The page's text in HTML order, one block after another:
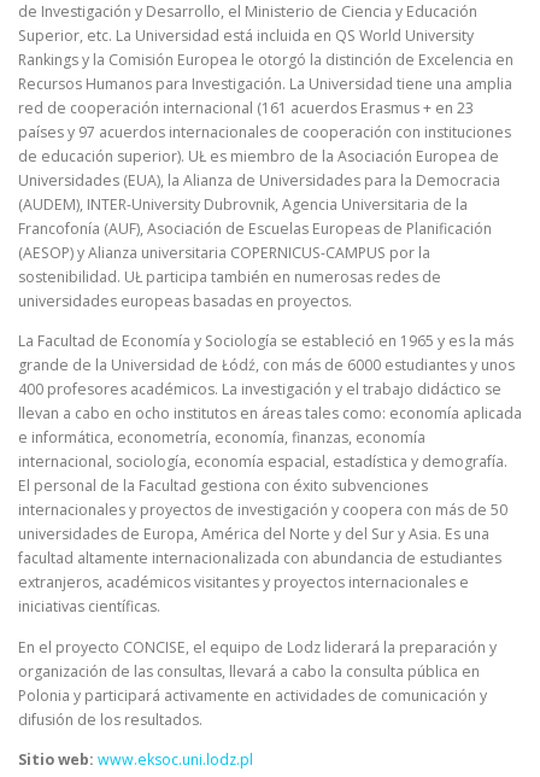
de Investigación y Desarrollo, el Ministerio de Ciencia y Educación
Superior, etc. La Universidad está incluida en QS World University
Rankings y la Comisión Europea le otorgó la distinción de Excelencia en
Recursos Humanos para Investigación. La Universidad tiene una amplia
red de cooperación internacional (161 acuerdos Erasmus + en 23
países y 97 acuerdos internacionales de cooperación con instituciones
de educación superior). UŁ es miembro de la Asociación Europea de
Universidades (EUA), la Alianza de Universidades para la Democracia
(AUDEM), INTER-University Dubrovnik, Agencia Universitaria de la
Francofonía (AUF), Asociación de Escuelas Europeas de Planificación
(AESOP) y Alianza universitaria COPERNICUS-CAMPUS por la
sostenibilidad. UŁ participa también en numerosas redes de
universidades europeas basadas en proyectos.
La Facultad de Economía y Sociología se estableció en 1965 y es la más
grande de la Universidad de Łódź, con más de 6000 estudiantes y unos
400 profesores académicos. La investigación y el trabajo didáctico se
llevan a cabo en ocho institutos en áreas tales como: economía aplicada
e informática, econometría, economía, finanzas, economía
internacional, sociología, economía espacial, estadística y demografía.
El personal de la Facultad gestiona con éxito subvenciones
internacionales y proyectos de investigación y coopera con más de 50
universidades de Europa, América del Norte y del Sur y Asia. Es una
facultad altamente internacionalizada con abundancia de estudiantes
extranjeros, académicos visitantes y proyectos internacionales e
iniciativas científicas.
En el proyecto CONCISE, el equipo de Lodz liderará la preparación y
organización de las consultas, llevará a cabo la consulta pública en
Polonia y participará activamente en actividades de comunicación y
difusión de los resultados.
Sitio web: www.eksoc.uni.lodz.pl